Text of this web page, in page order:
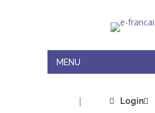
MENU
Login
|